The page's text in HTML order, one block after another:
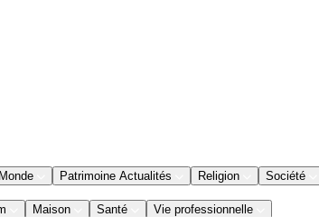
Monde Patrimoine Actualités Religion Société
Maison Santé Vie professionnelle